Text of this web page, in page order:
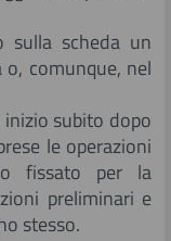
scheda un
comunque, nel
subito dopo
le operazioni
fissato per la
preliminari e
stesso.